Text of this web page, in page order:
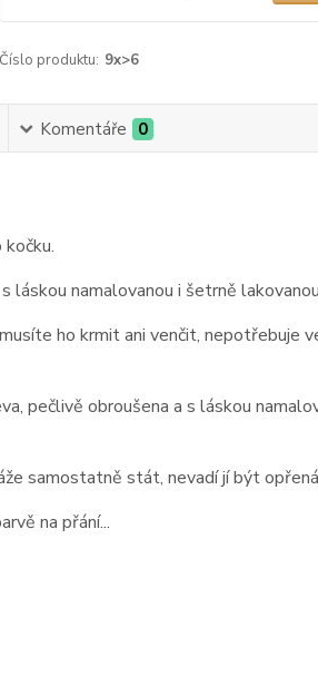
Číslo produktu: 9x>6
Komentáře 0
láskou namalovanou i šetrně
ho krmit ani venčit, nepotřebuje
pečlivě obroušena a s láskou
samostatně stát, nevadí jí být
na přání...